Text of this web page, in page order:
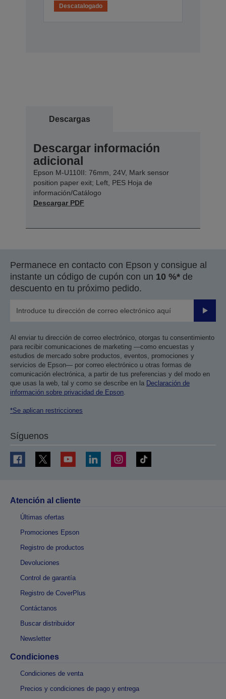
Descatalogado
Descargas
Descargar información
adicional
Epson M-U110II: 76mm, 24V, Mark sensor
position paper exit; Left, PES Hoja de
información/Catálogo
Descargar PDF
Permanece en contacto con Epson y consigue al
instante un código de cupón con un 10 %* de
descuento en tu próximo pedido.
Enviar
Al enviar tu dirección de correo electrónico, otorgas tu consentimiento
para recibir comunicaciones de marketing —como encuestas y
estudios de mercado sobre productos, eventos, promociones y
servicios de Epson— por correo electrónico u otras formas de
comunicación electrónica, a partir de tus preferencias y del modo en
que usas la web, tal y como se describe en la Declaración de
información sobre privacidad de Epson
*Se aplican restricciones
Síguenos
Atención al cliente
Últimas ofertas
Promociones Epson
Registro de productos
Devoluciones
Control de garantía
Registro de CoverPlus
Contáctanos
Buscar distribuidor
Newsletter
Condiciones
Condiciones de venta
Precios y condiciones de pago y entrega